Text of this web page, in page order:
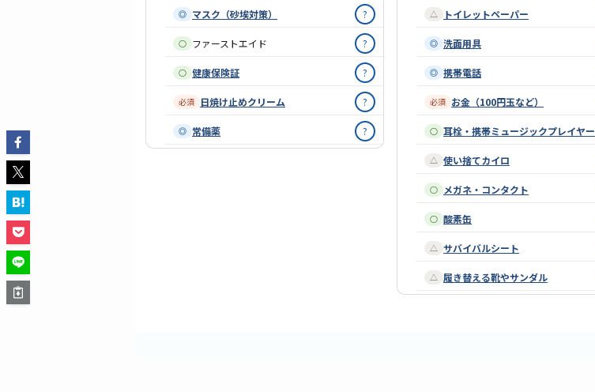
◎ マスク（砂埃対策） ?
○ ファーストエイド ?
○ 健康保険証 ?
必須 日焼け止めクリーム ?
◎ 常備薬 ?
△ トイレットペーパー
◎ 洗面用具
◎ 携帯電話
必須 お金（100円玉など）
○ 耳栓・携帯ミュージックプレイヤー
△ 使い捨てカイロ
○ メガネ・コンタクト
○ 酸素缶
△ サバイバルシート
△ 履き替える靴やサンダル